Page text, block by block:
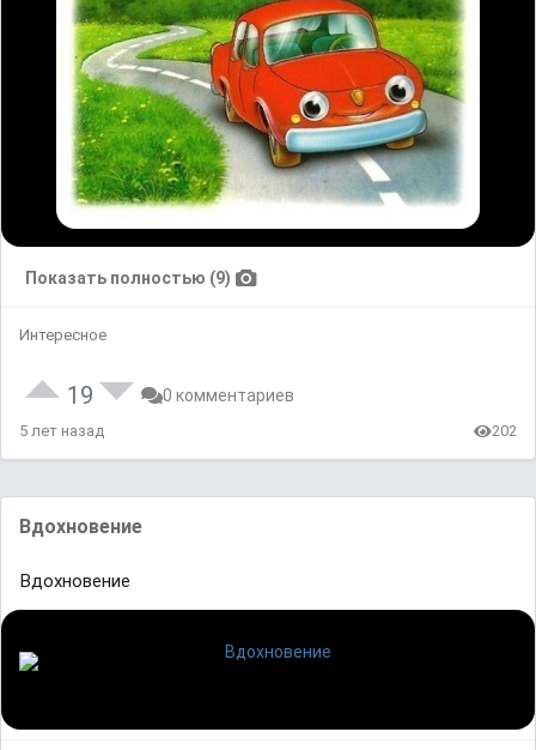
Показать полностью (9)
Интересное
19 0 комментариев
5 лет назад 202
Вдохновение
Вдохновение